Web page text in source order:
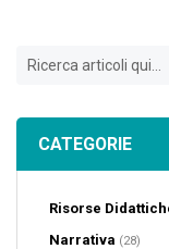
Cerca
CATEGORIE
Risorse
Narrativa (28)